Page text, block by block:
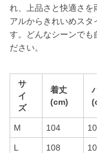
れ、上品さと快適さを
アルからきれいめス
す。どんなシーンでも
ださい。
サ
イ
ズ
着丈
(cm)
M 104
L 108